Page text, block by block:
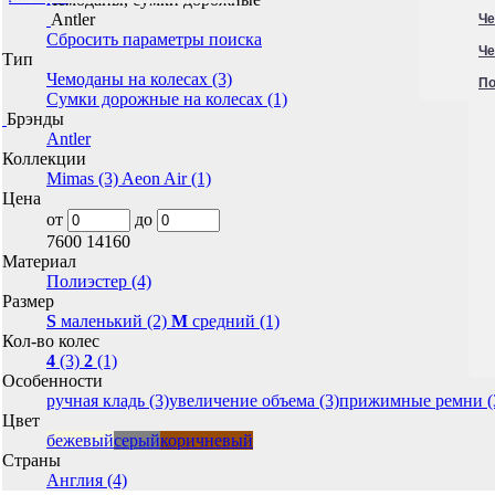
Antler
Сбросить параметры поиска
Тип
Чемоданы на колесах (3)
Сумки дорожные на колесах (1)
Брэнды
Antler
Коллекции
Mimas (3) Aeon Air (1)
Цена
от
до
7600 14160
Материал
Полиэстер (4)
Размер
S маленький (2) M средний (1)
Кол-во колес
4 (3) 2 (1)
Особенности
ручная кладь (3)увеличение объема (3)прижимные ремни
Цвет
бежевыйсерыйкоричневый
Страны
Англия (4)